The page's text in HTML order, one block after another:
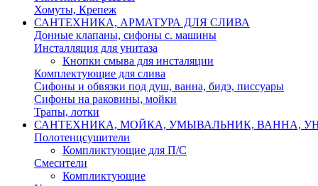
Хомуты, Крепеж
САНТЕХНИКА, АРМАТУРА ДЛЯ СЛИВА
Донные клапаны, сифоны с. машины
Инсталляция для унитаза
Кнопки смыва для инсталяции
Комплектующие для слива
Сифоны и обвязки под душ, ванна, бидэ, писсуары
Сифоны на раковины, мойки
Трапы, лотки
САНТЕХНИКА, МОЙКА, УМЫВАЛЬНИК, ВАННА,
Полотенцсушители
Компликтующие для П/С
Смесители
Компликтующие